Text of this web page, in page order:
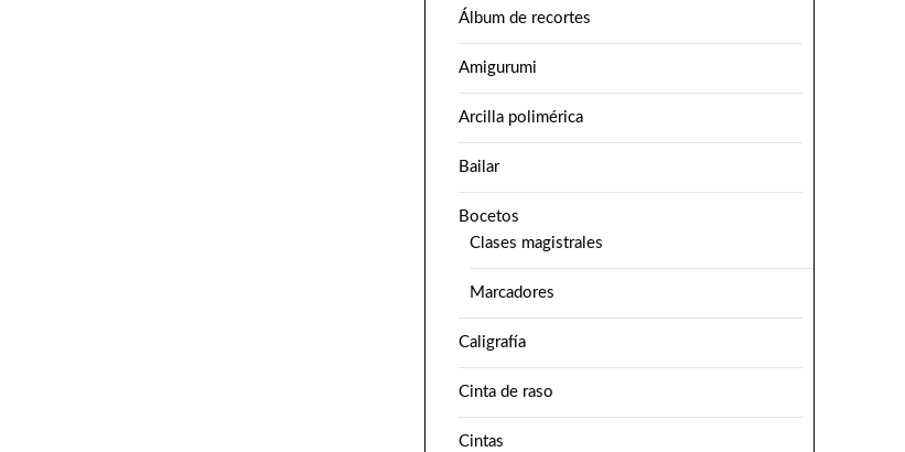
Álbum de recortes
Amigurumi
Arcilla polimérica
Bailar
Bocetos
Clases magistrales
Marcadores
Caligrafía
Cinta de raso
Cintas